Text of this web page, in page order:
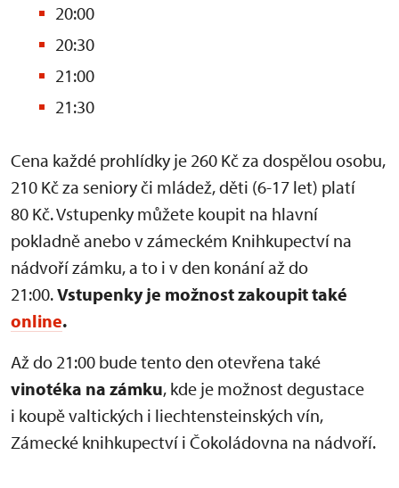
20:00
20:30
21:00
21:30
Cena každé prohlídky je 260 Kč za dospělou osobu,
210 Kč za seniory či mládež, děti (6-17 let) platí
80 Kč. Vstupenky můžete koupit na hlavní
pokladně anebo v zámeckém Knihkupectví na
nádvoří zámku, a to i v den konání až do
21:00.Vstupenky je možnost zakoupit také
online.
Až do 21:00 bude tento den otevřena také
vinotéka na zámku, kde je možnost degustace
i koupě valtických i liechtensteinských vín,
Zámecké knihkupectví i Čokoládovna na nádvoří.